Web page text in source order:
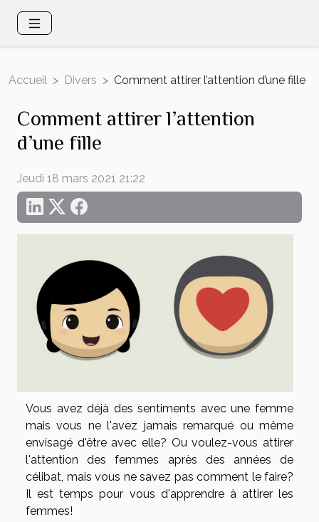
Accueil Divers Comment attirer l’attention d’une fille
Comment attirer l’attention
d’une fille
Jeudi 18 mars 2021 21:22
Vous avez déjà des sentiments avec une femme
mais vous ne l'avez jamais remarqué ou même
envisagé d'être avec elle? Ou voulez-vous attirer
l'attention des femmes après des années de
célibat, mais vous ne savez pas comment le faire?
Il est temps pour vous d'apprendre à attirer les
femmes!